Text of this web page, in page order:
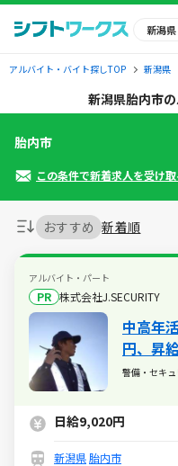
新潟県
アルバイト・バイト探しTOP 新潟県
新潟県胎内市
おすすめ 新着順
アルバイト・パート
PR 株式会社J.SECURITY
中高年
円、昇
警備・セキュ
日給9,020円
新潟県胎内市
胎内市
この条件で新着求人を受け取